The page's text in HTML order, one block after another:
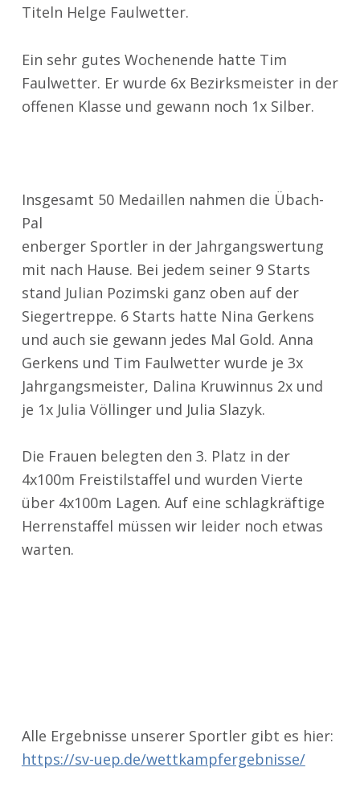
Titeln Helge Faulwetter.
Ein sehr gutes Wochenende hatte Tim
Faulwetter. Er wurde 6x Bezirksmeister in der
offenen Klasse und gewann noch 1x Silber.
Insgesamt 50 Medaillen nahmen die Übach-
Pal
enberger Sportler in der Jahrgangswertung
mit nach Hause. Bei jedem seiner 9 Starts
stand Julian Pozimski ganz oben auf der
Siegertreppe. 6 Starts hatte Nina Gerkens
und auch sie gewann jedes Mal Gold. Anna
Gerkens und Tim Faulwetter wurde je 3x
Jahrgangsmeister, Dalina Kruwinnus 2x und
je 1x Julia Völlinger und Julia Slazyk.
Die Frauen belegten den 3. Platz in der
4x100m Freistilstaffel und wurden Vierte
über 4x100m Lagen. Auf eine schlagkräftige
Herrenstaffel müssen wir leider noch etwas
warten.
Alle Ergebnisse unserer Sportler gibt es hier:
https://sv-uep.de/wettkampfergebnisse/